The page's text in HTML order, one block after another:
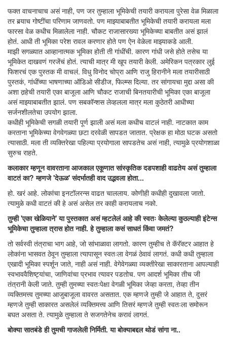
फक्त वाचनाचाच असं नाही, पण जर तुम्हाला भूमिकेची तयारी करायला पुरेसा वेळ मिळाला
तर बर्‍याच गोष्टींचा परिणाम जाणवतो. पण माझ्याबाबतीत भूमिकेची तयारी करायला मला
फारसा वेळ कधीच मिळालेला नाही. चौकट राजासारख्या भूमिकेच्या बाबतीत असं झालं
होतं. आधी ती भूमिका परेश रावल करणार होते पण ऐन वेळेला माझ्याकडे आली.
माझी सगळ्यात आव्हानात्मक भूमिका होती ती गांधींची. कारण गांधी जसे होते तसेच या
भूमिकेत दाखवणं गरजेंचं होतं. त्याची मात्र मी खूप तयारी केली. अमेरिकन पत्रकार लुई
फिशरचं एक पुस्तक मी वाचलं. विधु विनोद चोप्रा आणि राजु हिरानीने मला तयारीसाठी
पुस्तकं, गांधींच्या भाषणाच्या ऑडिओ सीडीज, फिल्म्स दिल्या. तर सांगायचा मुद्दा असा की
अशा तर्‍हेची तयारी एका बाजूला आणि चौकट राजाची बिनतयारीची भूमिका एका बाजूला
असं माझ्याबाबतीत झालं. पण सबकॉन्शस लेव्हलला मात्र मला कुठेतरी आधीच्या
सर्जनशीलतेचा उपयोग झाला.
कधीही भूमिकेची सगळी तयारी पूर्ण झाली असं मला कधीच वाटलं नाही. नाटकात काम
करताना भूमिकेच्या वेगवेगळ्या छटा दरवेळी सापडत जातात. प्रेक्षक हा मोठा घटक असतो
त्यासाठी. मला ती व्यक्तिरेखा पहिल्या प्रयोगाला सापडतेच असं नाही, त्यामुळे प्रयोगशाळा
सुरुच राहते.
कलाकार म्हणून वावरताना आजकाल एकूणात सांस्कृतिक दडपशाही वाढतेय असं तुम्हाला
वाटतं का? म्हणजे 'देऊळ' संदर्भातही वाद उद्भवला होता...
हो. खरं आहे. लोकांचा इनटॉलरन्स वाढत चाललाय. कोणीही कधीही दुखावला जातो.
त्यामुळे कधी वाटतं की हे असं असेल तर काही करायलाच नको.
तुम्ही 'एका खेळियाने' या पुस्तकात असं म्हटलेलं आहे की स्वतः केलेल्या कुठल्याही इंटेन्स
भूमिकेचा तुम्हाला त्रास होत नाही. हे तुम्हाला कसं साधतं किंवा जमतं?
तो सर्वस्वी तंत्राचा भाग आहे, जो सांभाळावा लागतो. कारण तुम्हीच ते कॅरॅक्टर आहात हे
लोकांना भासवत ठेवून तुम्हाला त्यापासून स्वतःला वेगळं ठेवावं लागतं. कधी कधी तुम्हाला
एखादी भूमिका स्पर्शून जाते, नाही असं नाही. वेगेवेगळ्या व्यक्तीरेखा साकारताना आपल्याही
स्वभाववैशिष्ट्यांचा, जाणिवांचा प्रभाव त्यावर पडतोच. पण आदर्श भूमिका तीच जी
तंत्रानी केली जाते. तुम्ही तुमच्या स्वतःपेक्षा वेगळी भूमिका जेव्हा करता, तेव्हा तीन
व्यक्तिमत्त्व तुमच्या आजुबाजूला वावरत असतात. एक म्हणजे तुम्ही जे आहात ते, दुसरं
म्हणजे तुम्ही साकारत असलेलं व्यक्तिमत्त्व आणि तिसरं म्हणजे तुम्ही स्वतःला समोरून
बघत असता ते. त्यामुळे तुम्हाला ते सजगतेनेच करावं लागतं.
बोक्या सातबंडे ही तुमची गाजलेली निर्मिती. या बोक्याबद्दल थोडं सांगा ना..